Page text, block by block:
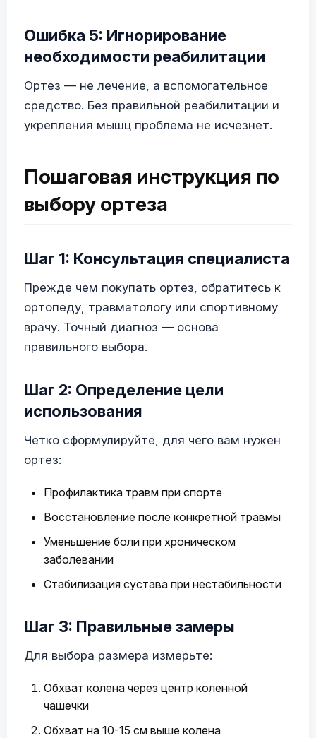
Ошибка 5: Игнорирование
необходимости реабилитации
Ортез — не лечение, а вспомогательное
средство. Без правильной реабилитации и
укрепления мышц проблема не исчезнет.
Пошаговая инструкция по
выбору ортеза
Шаг 1: Консультация специалиста
Прежде чем покупать ортез, обратитесь к
ортопеду, травматологу или спортивному
врачу. Точный диагноз — основа
правильного выбора.
Шаг 2: Определение цели
использования
Четко сформулируйте, для чего вам нужен
ортез:
Профилактика травм при спорте
Восстановление после конкретной травмы
Уменьшение боли при хроническом
заболевании
Стабилизация сустава при нестабильности
Шаг 3: Правильные замеры
Для выбора размера измерьте:
Обхват колена через центр коленной
чашечки
Обхват на 10-15 см выше колена